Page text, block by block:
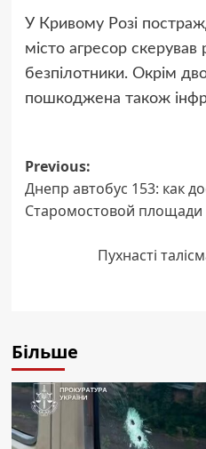
У Кривому Розі
місто агресор скерував
безпілотники. Окрім
пошкоджена також
Post
navigation
Previous:
Днепр автобус 153: как
Старомостовой площади
Пухнасті
Більше